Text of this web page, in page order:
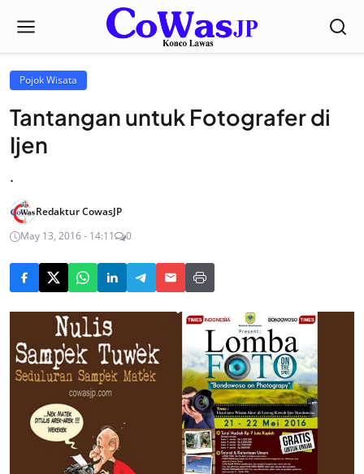
Pojok Wisata
Tantangan untuk Fotografer di
Ijen
.
Redaktur CowasJP
May 13, 2016 - 14:11
0